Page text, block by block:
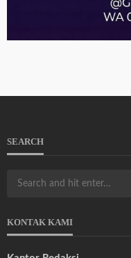
SEARCH
KONTAK KAMI